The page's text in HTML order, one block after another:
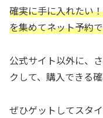
確実に手に入れたい
を集めてネット予約
公式サイト以外に、
クして、購入できる
ぜひゲットしてスタ